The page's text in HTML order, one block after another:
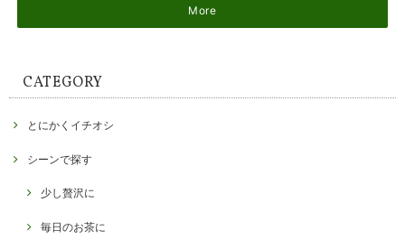
More
CATEGORY
とにかくイチオシ
シーンで探す
少し贅沢に
毎日のお茶に